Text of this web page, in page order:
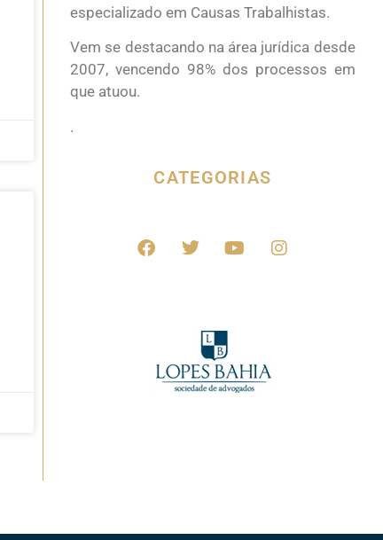
especializado em Causas Trabalhistas.
Vem se destacando na área jurídica desde
2007, vencendo 98% dos processos em
que atuou.
.
CATEGORIAS